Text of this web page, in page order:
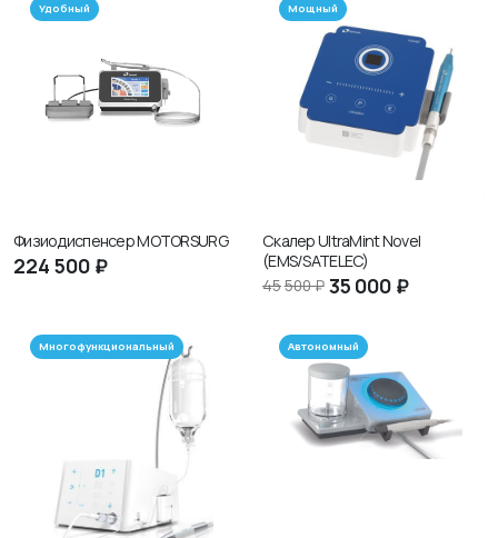
Удобный
Физиодиспенсер MOTORSURG
224 500 ₽
Мощный
Скалер UltraMint Novel
(EMS/SATELEC)
35 000 ₽
45500 ₽
Многофункциональный Автономный